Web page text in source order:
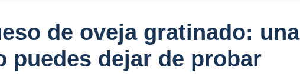
de oveja gratinado: una
puedes dejar de probar